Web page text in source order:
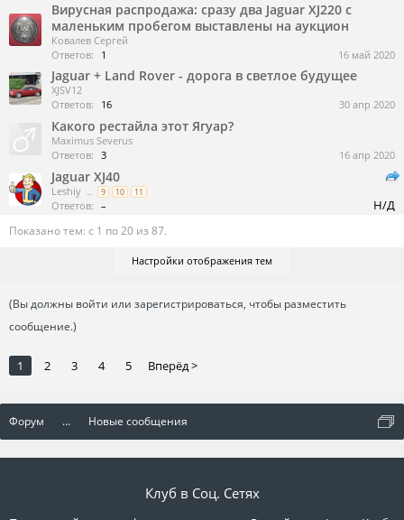
Вирусная распродажа: сразу два Jaguar XJ220 с
маленьким пробегом выставлены на аукцион
Ковалев Сергей
Ответов:
1 16 май 2020
Jaguar + Land Rover - дорога в светлое будущее
XJSV12
Ответов:
16 30 апр 2020
Какого рестайла этот Ягуар?
Maximus Severus
Ответов: 3 16 апр 2020
Jaguar XJ40
Leshiy ... 9 10 11
Ответов: – Н/Д
Показано тем: с 1 по 20 из 87.
Настройки отображения тем
(Вы должны войти или зарегистрироваться, чтобы разместить
сообщение.)
1 2 3 4 5 Вперёд >
Форум ... Новые сообщения
Клуб в Соц. Сетях